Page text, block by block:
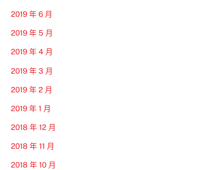
2019 年 6 月
2019 年 5 月
2019 年 4 月
2019 年 3 月
2019 年 2 月
2019 年 1 月
2018 年 12 月
2018 年 11 月
2018 年 10 月